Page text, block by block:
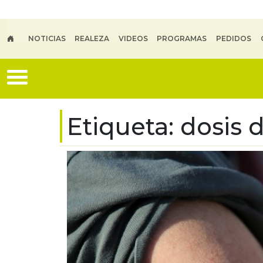
NOTICIAS REALEZA VIDEOS PROGRAMAS PEDIDOS
Etiqueta: dosis